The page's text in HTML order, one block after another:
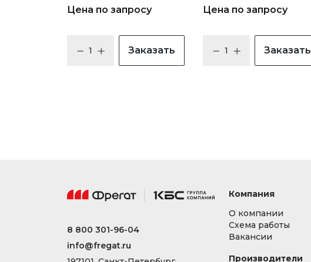
Цена по запросу
Заказать
Цена по запросу
Заказать
8 800 301-96-04
info@fregat.ru
Компания
О компании
Схема работы
Вакансии
Производители